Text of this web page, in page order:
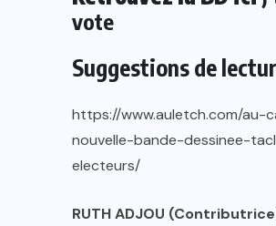
vote
Suggestions de
https://www.auletch.com/au-
nouvelle-bande-dessinee-
electeurs/
RUTH ADJOU